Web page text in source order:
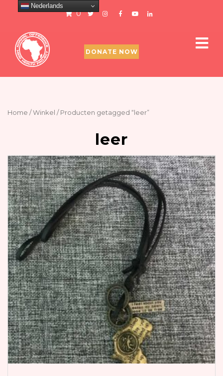
0
DONATE NOW
Home / Winkel / Producten getagged “leer”
leer
Nederlands